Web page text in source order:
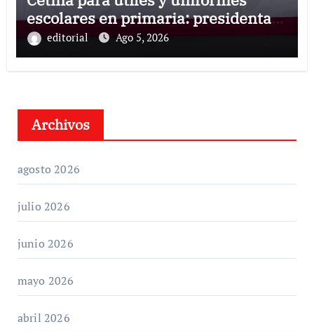
escolares en primaria: presidenta
Claudia Sheinbaum
editorial Ago 5, 2026
Archivos
agosto 2026
julio 2026
junio 2026
mayo 2026
abril 2026